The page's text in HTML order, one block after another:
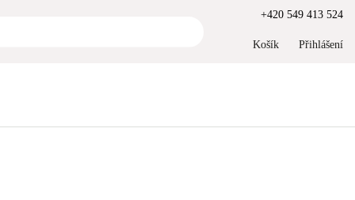
+420 549 413 524
Košík Přihlášení